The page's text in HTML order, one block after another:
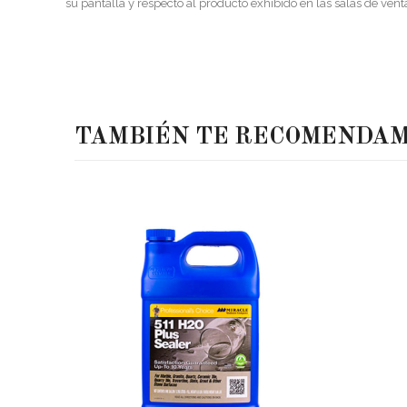
su pantalla y respecto al producto exhibido en las salas de
TAMBIÉN TE